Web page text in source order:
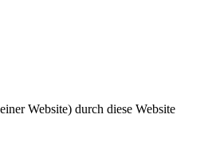
Website) durch diese Website